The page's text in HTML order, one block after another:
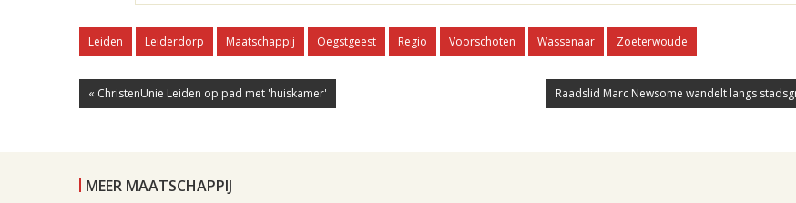
Leiden Leiderdorp Maatschappij Oegstgeest Regio Voorschoten Wassenaar Zoeterwoude
« ChristenUnie Leiden op pad met 'huiskamer' Raadslid Marc Newsome wandelt langs
MEER MAATSCHAPPIJ